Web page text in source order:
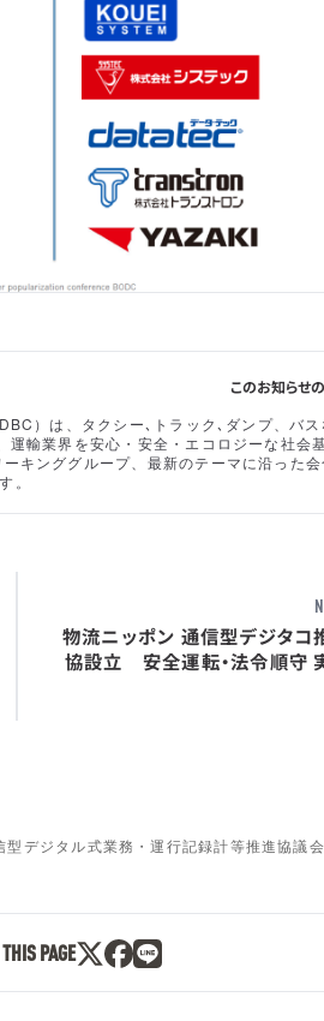
このお知らせ
）は、タクシー､トラック､ダンプ、バ
輸業界を安心・安全・エコロジーな社会
キンググループ、最新のテーマに沿った
。
物流ニッポン 通信型デジタコ
協設立 安全運転・法令順守
型デジタル式業務・運行記録計等推進協議
PAGE